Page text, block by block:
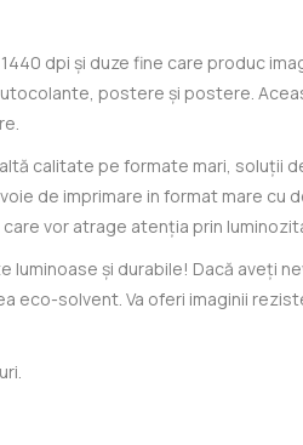
dpi și duze fine care produc
postere și postere.
calitate pe formate mari, soluții
de imprimare in format mare
vor atrage atenția prin
și durabile! Dacă aveți
solvent. Va oferi imaginii